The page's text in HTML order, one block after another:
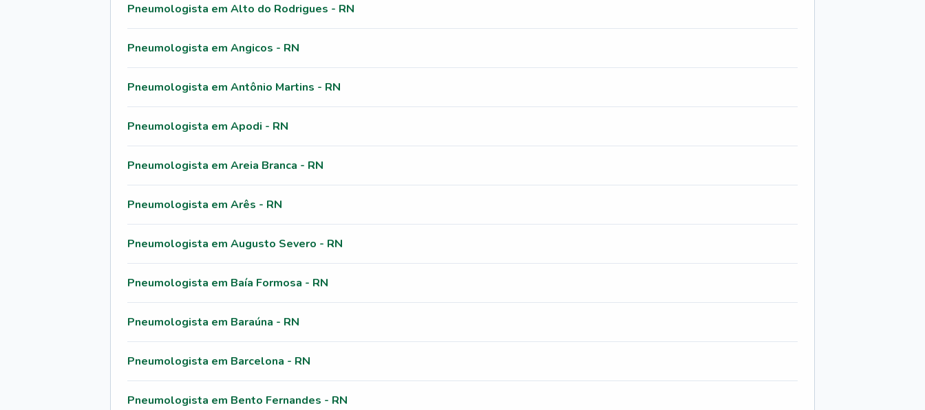
Pneumologista em Alto do Rodrigues - RN
Pneumologista em Angicos - RN
Pneumologista em Antônio Martins - RN
Pneumologista em Apodi - RN
Pneumologista em Areia Branca - RN
Pneumologista em Arês - RN
Pneumologista em Augusto Severo - RN
Pneumologista em Baía Formosa - RN
Pneumologista em Baraúna - RN
Pneumologista em Barcelona - RN
Pneumologista em Bento Fernandes - RN